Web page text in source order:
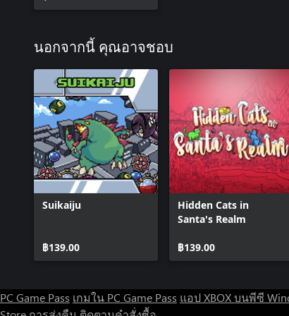
นอกจากนี้ คุณอาจชอบ
Suikaiju
฿139.00
Hidden Cats in
Santa's Realm
฿139.00
PC Game Pass เกมใน PC Game Pass แอป XBOX บนพีซี